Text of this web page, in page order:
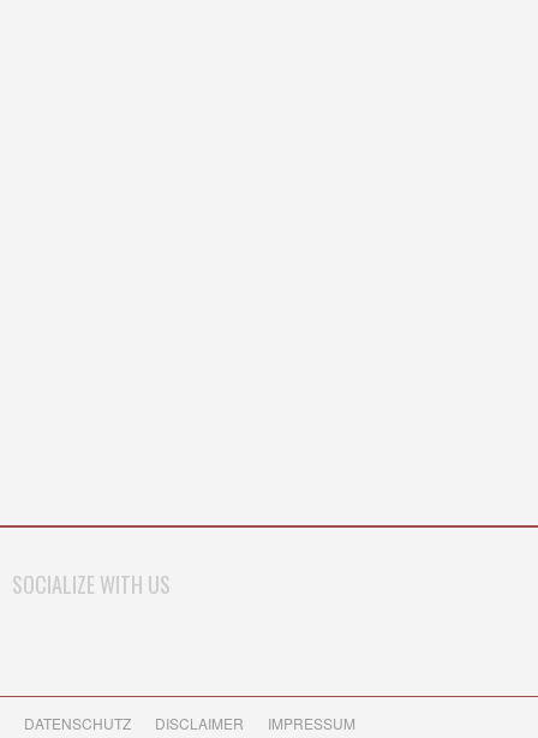
SOCIALIZE WITH US
DATENSCHUTZ DISCLAIMER IMPRESSUM